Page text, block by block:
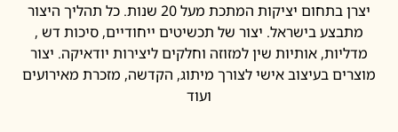
יצרן בתחום יציקות המתכת מעל 20 שנות. כל תהליך היצור
בישראל. יצור של תכשיטים ייחודיים, סיכות דש ,
אותיות שין למזוזה וחלקים ליצירות יודאיקה. יצור
בעיצוב אישי לצורך מיתוג, הקדשה, מזכרת מאירועים